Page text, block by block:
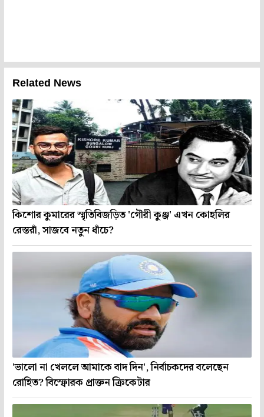
Related News
কিশোর কুমারের স্মৃতিবিজড়িত 'গৌরী কুঞ্জ' এখন কোহলির
রেস্তরাঁ, সাজবে নতুন ধাঁচে?
'ভালো না খেললে আমাকে বাদ দিন', নির্বাচকদের বলেছেন
রোহিত? বিস্ফোরক প্রাক্তন ক্রিকেটার